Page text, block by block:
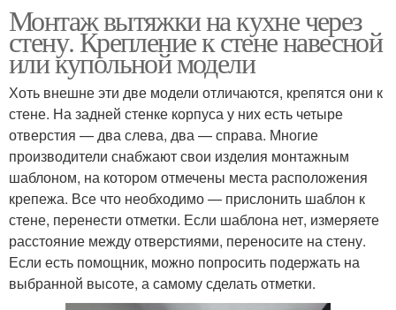
Монтаж вытяжки на кухне через
стену. Крепление к стене навесной
или купольной модели
Хоть внешне эти две модели отличаются, крепятся они к
стене. На задней стенке корпуса у них есть четыре
отверстия — два слева, два — справа. Многие
производители снабжают свои изделия монтажным
шаблоном, на котором отмечены места расположения
крепежа. Все что необходимо — прислонить шаблон к
стене, перенести отметки. Если шаблона нет, измеряете
расстояние между отверстиями, переносите на стену.
Если есть помощник, можно попросить подержать на
выбранной высоте, а самому сделать отметки.